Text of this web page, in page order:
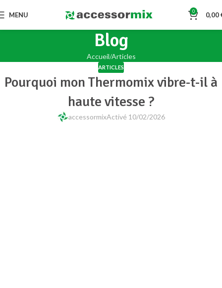
MENU 0 0,00
Blog
Accueil Articles
ARTICLES
Pourquoi mon Thermomix vibre-t-il à
haute vitesse ?
accessormixActivé 10/02/2026